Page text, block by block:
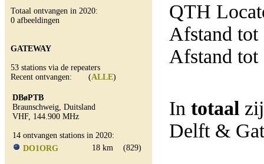
Totaal ontvangen in 2020:
0 afbeeldingen
GATEWAY
53 stations via de repeaters
Recent ontvangen: (ALLE)
DBøPTB
Braunschweig, Duitsland
VHF, 144.900 MHz
14 ontvangen stations in 2020:
DO1ORG
18 km (829)
QTH
Afstand tot
Afstand tot
In totaal
Delft &